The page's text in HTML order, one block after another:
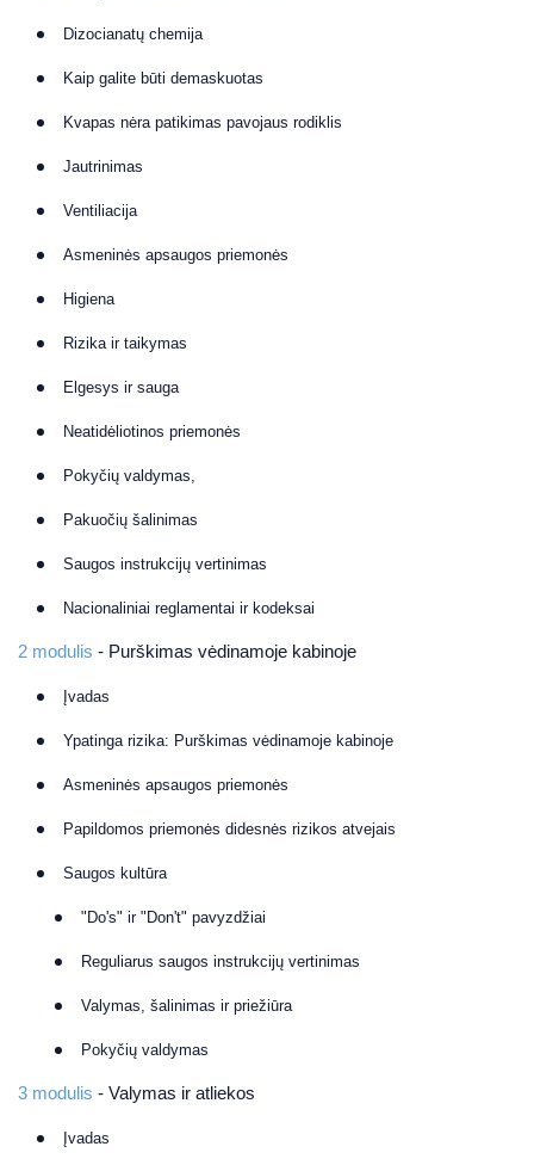
Dizocianatų chemija
Kaip galite būti demaskuotas
Kvapas nėra patikimas pavojaus rodiklis
Jautrinimas
Ventiliacija
Asmeninės apsaugos priemonės
Higiena
Rizika ir taikymas
Elgesys ir sauga
Neatidėliotinos priemonės
Pokyčių valdymas,
Pakuočių šalinimas
Saugos instrukcijų vertinimas
Nacionaliniai reglamentai ir kodeksai
2 modulis - Purškimas vėdinamoje kabinoje
Įvadas
Ypatinga rizika: Purškimas vėdinamoje kabinoje
Asmeninės apsaugos priemonės
Papildomos priemonės didesnės rizikos atvejais
Saugos kultūra
"Do's" ir "Don't" pavyzdžiai
Reguliarus saugos instrukcijų vertinimas
Valymas, šalinimas ir priežiūra
Pokyčių valdymas
3 modulis - Valymas ir atliekos
Įvadas